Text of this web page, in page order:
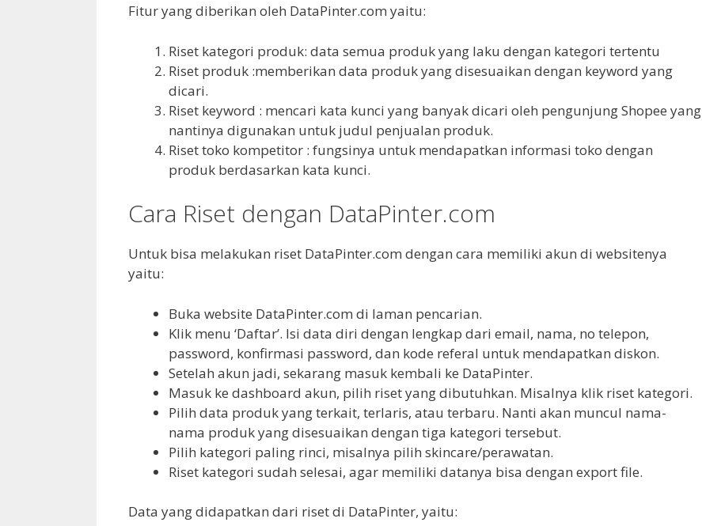
Fitur yang diberikan oleh DataPinter.com yaitu:
Riset kategori produk: data semua produk yang laku dengan kategori tertentu
Riset produk :memberikan data produk yang disesuaikan dengan keyword yang
dicari.
Riset keyword : mencari kata kunci yang banyak dicari oleh pengunjung Shopee yang
nantinya digunakan untuk judul penjualan produk.
Riset toko kompetitor : fungsinya untuk mendapatkan informasi toko dengan
produk berdasarkan kata kunci.
Cara Riset dengan DataPinter.com
Untuk bisa melakukan riset DataPinter.com dengan cara memiliki akun di websitenya
yaitu:
Buka website DataPinter.com di laman pencarian.
Klik menu ‘Daftar’. Isi data diri dengan lengkap dari email, nama, no telepon,
password, konfirmasi password, dan kode referal untuk mendapatkan diskon.
Setelah akun jadi, sekarang masuk kembali ke DataPinter.
Masuk ke dashboard akun, pilih riset yang dibutuhkan. Misalnya klik riset kategori.
Pilih data produk yang terkait, terlaris, atau terbaru. Nanti akan muncul nama-
nama produk yang disesuaikan dengan tiga kategori tersebut.
Pilih kategori paling rinci, misalnya pilih skincare/perawatan.
Riset kategori sudah selesai, agar memiliki datanya bisa dengan export file.
Data yang didapatkan dari riset di DataPinter, yaitu: